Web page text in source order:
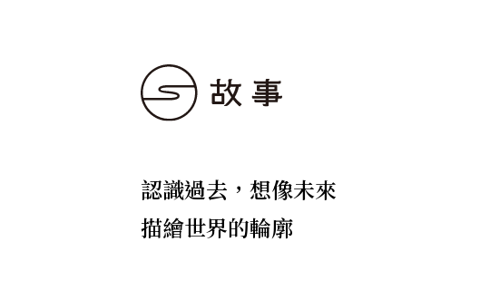
認識過去，想像未來
描繪世界的輪廓